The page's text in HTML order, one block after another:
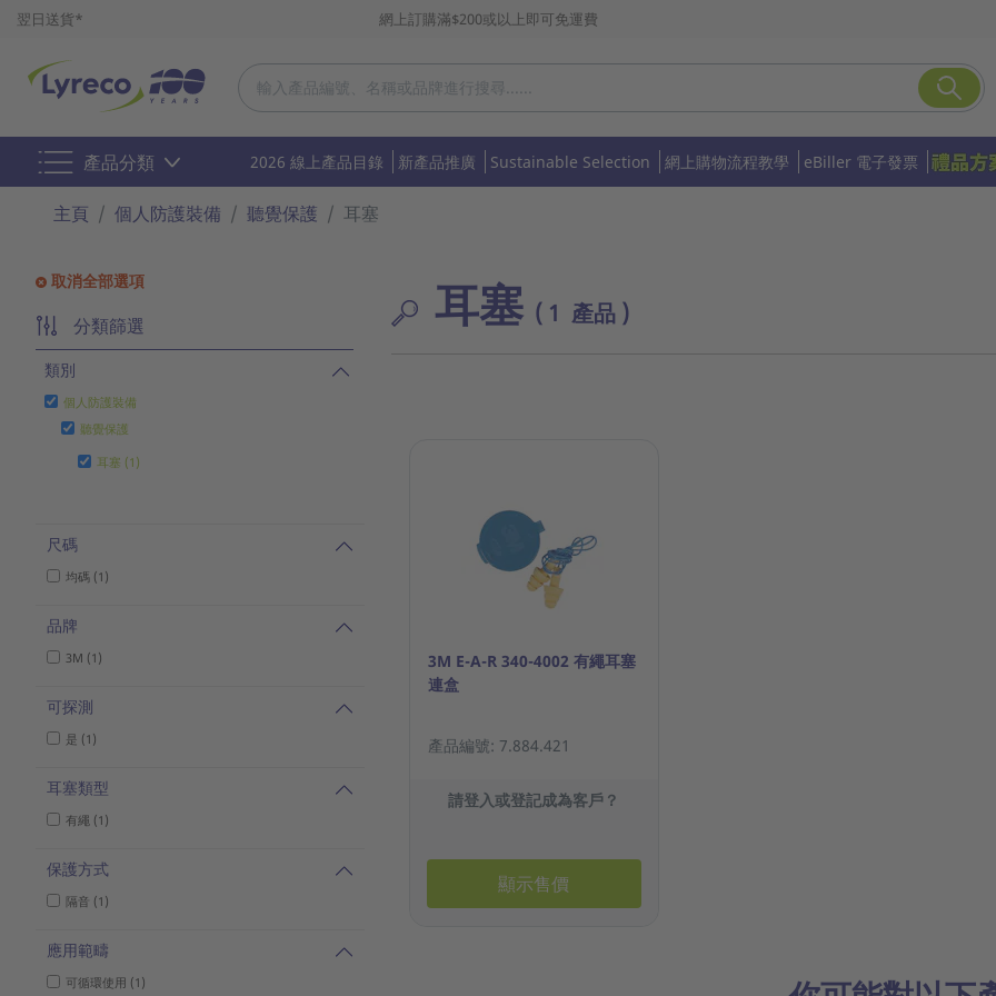
翌日送貨* 網上訂購滿$200或以上即可免運費
產品分類 2026 線上產品目錄 新產品推廣 Sustainable Selection 網上購物流程教學 eBiller 電子發票
主頁 個人防護裝備 聽覺保護 耳塞
取消全部選項
分類篩選
類別
個人防護裝備
聽覺保護
耳塞 (1)
尺碼
均碼 (1)
品牌
3M (1)
可探測
是 (1)
耳塞類型
有繩 (1)
保護方式
隔音 (1)
應用範疇
可循環使用 (1)
耳塞 ( 1 產品 )
3M E-A-R 340-4002 有繩耳塞
連盒
產品編號: 7.884.421
請登入或登記成為客戶？
顯示售價